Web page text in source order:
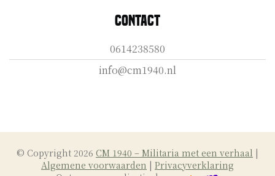
Contact
0614238580
info@cm1940.nl
© Copyright 2026 CM 1940 – Militaria met een verhaal |
Algemene voorwaarden | Privacyverklaring